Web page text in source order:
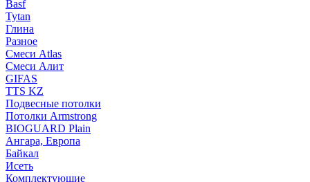
Basf
Tytan
Глина
Разное
Смеси Atlas
Смеси Алит
GIFAS
TTS KZ
Подвесные потолки
Потолки Armstrong
BIOGUARD Plain
Ангара, Европа
Байкал
Исеть
Комплектующие